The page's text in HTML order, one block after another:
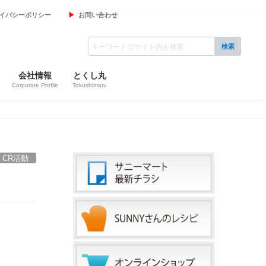
バシーポリシー お問い合わせ
会社情報
Corporate Profile
とくし丸
Tokushimaru
CR活動